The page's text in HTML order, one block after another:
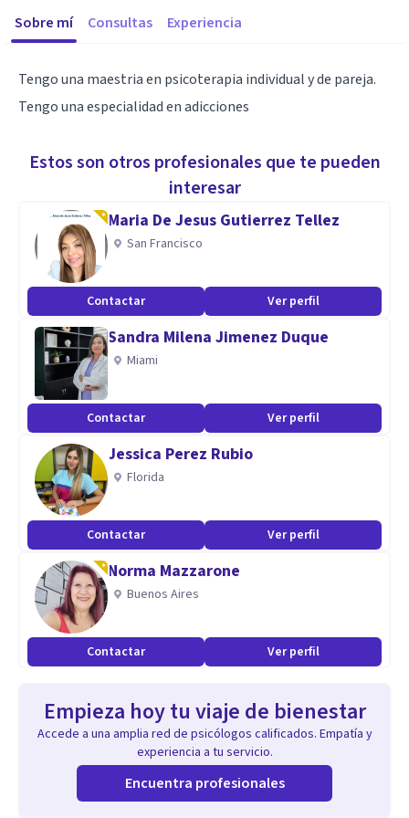
Sobre mí Consultas Experiencia
Tengo una maestria en psicoterapia individual y de pareja.
Tengo una especialidad en adicciones
Estos son otros profesionales que te pueden
interesar
Maria De Jesus Gutierrez Tellez
San Francisco
Contactar Ver perfil
Sandra Milena Jimenez Duque
Miami
Contactar Ver perfil
Jessica Perez Rubio
Florida
Contactar Ver perfil
Norma Mazzarone
Buenos Aires
Contactar Ver perfil
Empieza hoy tu viaje de bienestar
Accede a una amplia red de psicólogos calificados. Empatía y
experiencia a tu servicio.
Encuentra profesionales